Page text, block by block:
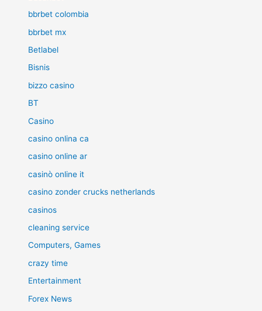
bbrbet colombia
bbrbet mx
Betlabel
Bisnis
bizzo casino
BT
Casino
casino onlina ca
casino online ar
casinò online it
casino zonder crucks netherlands
casinos
cleaning service
Computers, Games
crazy time
Entertainment
Forex News